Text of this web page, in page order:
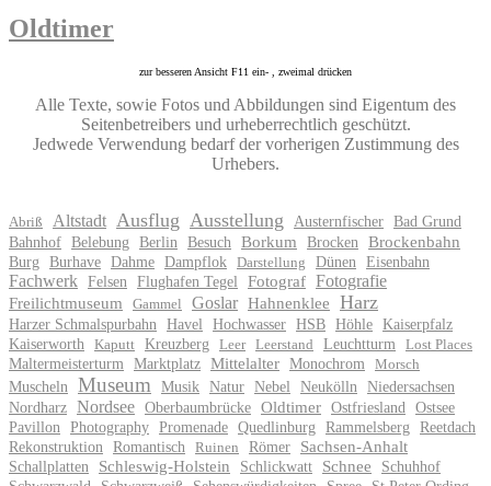
Oldtimer
zur besseren Ansicht F11 ein- , zweimal drücken
Alle Texte, sowie Fotos und Abbildungen sind Eigentum des
Seitenbetreibers und urheberrechtlich geschützt.
Jedwede Verwendung bedarf der vorherigen Zustimmung des
Urhebers.
Abriß Altstadt Ausflug Ausstellung Austernfischer Bad Grund
Bahnhof Belebung Berlin Besuch Borkum Brocken
Brockenbahn
Burg
Burhave Dahme Dampflok Darstellung Dünen Eisenbahn
Fachwerk Felsen Flughafen Tegel Fotograf Fotografie
Freilichtmuseum Gammel Goslar Hahnenklee Harz
Harzer Schmalspurbahn Havel Hochwasser HSB Höhle Kaiserpfalz
Kaiserworth
Kaputt Kreuzberg Leer Leerstand Leuchtturm Lost Places
Maltermeisterturm Marktplatz Mittelalter Monochrom Morsch
Muscheln Museum Musik Natur Nebel Neukölln
Niedersachsen
Nordharz Nordsee Oberbaumbrücke Oldtimer Ostfriesland
Ostsee
Pavillon
Photography Promenade Quedlinburg Rammelsberg
Reetdach
Rekonstruktion
Romantisch Ruinen Römer
Sachsen-Anhalt
Schallplatten
Schleswig-Holstein Schlickwatt Schnee
Schuhhof